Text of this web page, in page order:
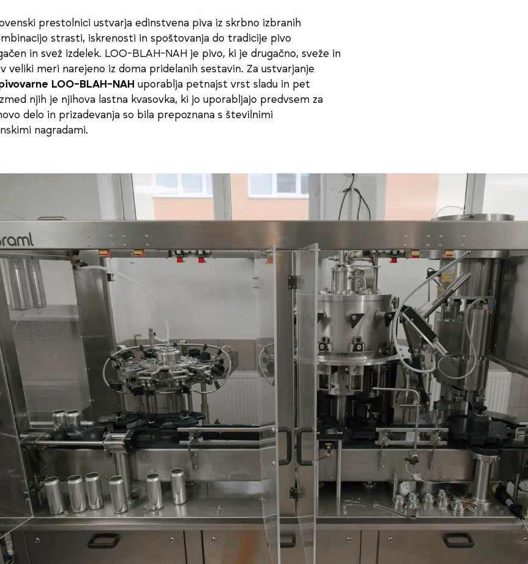
prestolnici ustvarja edinstvena piva iz skrbno izbranih
strasti, iskrenosti in spoštovanja do tradicije pivo
in svež izdelek. LOO-BLAH-NAH je pivo, ki je drugačno, sveže in
veliki meri narejeno iz doma pridelanih sestavin. Za ustvarjanje
LOO-BLAH-NAH uporablja petnajst vrst sladu in pet
njih je njihova lastna kvasovka, ki jo uporabljajo predvsem za
delo in prizadevanja so bila prepoznana s številnimi
nagradami.